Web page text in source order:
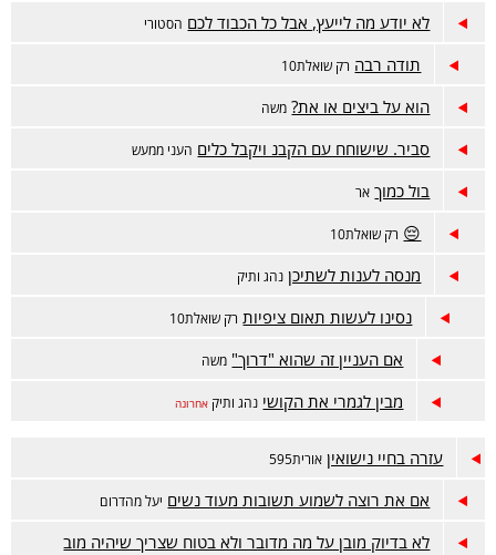
לא יודע מה לייעץ, אבל כל הכבוד לכם הסטורי
תודה רבה רק שואלת10
הוא על ביצים או את? משה
סביר. שישוחח עם הקבנ ויקבל כלים העני ממעש
בול כמוך אר
😔 רק שואלת10
מנסה לענות לשתיכן נהג ותיק
נסינו לעשות תאום ציפיות רק שואלת10
אם העניין זה שהוא "דרוך" משה
מבין לגמרי את הקושי נהג ותיק אחרונה
עזרה בחיי נישואין אורית595
אם את רוצה לשמוע תשובות מעוד נשים יעל מהדרום
לא בדיוק מובן על מה מדובר ולא בטוח שצריך שיהיה מוב